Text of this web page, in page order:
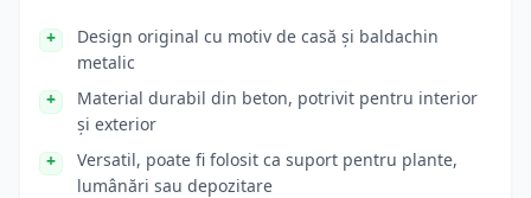
Design original cu motiv de casă și baldachin
metalic
Material durabil din beton, potrivit pentru interior
și exterior
Versatil, poate fi folosit ca suport pentru plante,
lumânări sau depozitare